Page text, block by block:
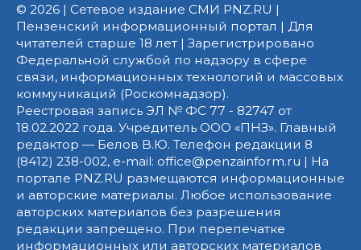
© 2026 | Сетевое издание СМИ PNZ.RU |
Пензенский информационный портал | Для
читателей старше 18 лет | Зарегистрировано
Федеральной службой по надзору в сфере
связи, информационных технологий и массовых
коммуникаций (Роскомнадзор).
Реестровая запись ЭЛ № ФС 77 - 82747 от
18.02.2022 года. Учредитель ООО «ПНЗ». Главный
редактор — Белов В.Ю. Телефон редакции 8
(8412) 238-002, e-mail: office@penzainform.ru | На
портале PNZ.RU размещаются информационные
и авторские материалы. Любое использование
авторских материалов без разрешения
редакции запрещено. При перепечатке
информационных или авторских материалов